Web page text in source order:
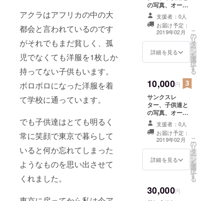
アクラはアフリカの中の大
都会と言われているのです
がそれでもまだ貧しく、孤
児でなくても洋服を1枚しか
持ってない子供もいます。
ボロボロになった洋服を着
て学校に通っています。
でも子供達はとても明るく
常に笑顔で東京で暮らして
いると何か忘れてしまった
ようなものを思い出させて
くれました。
の写真、オーガ
ニックシアバ
ター支援者：0人
お届け予定：
2019年02月
詳細を見る
こ
の
リ
タ
ー
ン
を
選
択
す
る
10,000円
サンクスレ
ター、子供達と
の写真、オーガ
ニックシアバ
ター、アフリカ
布の巾着
支援者：0人
お届け予定：
2019年02月
詳細を見る
こ
の
リ
タ
ー
ン
を
選
択
す
る
30,000円